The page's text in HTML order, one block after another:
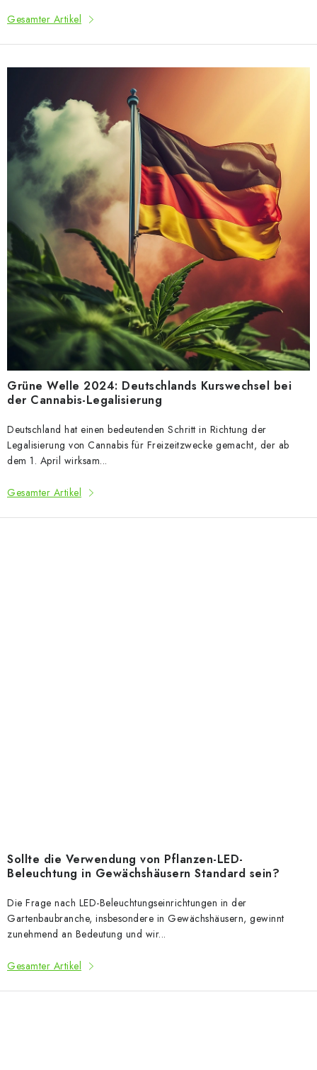
l
Gesamter Artikel
Grüne Welle 2024: Deutschlands Kurswechsel bei
der Cannabis-Legalisierung
Deutschland hat einen bedeutenden Schritt in Richtung der
Legalisierung von Cannabis für Freizeitzwecke gemacht, der ab
dem 1. April wirksam...
Gesamter Artikel
Sollte die Verwendung von Pflanzen-LED-
Beleuchtung in Gewächshäusern Standard sein?
Die Frage nach LED-Beleuchtungseinrichtungen in der
Gartenbaubranche, insbesondere in Gewächshäusern, gewinnt
zunehmend an Bedeutung und wir...
Gesamter Artikel